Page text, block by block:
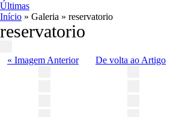
Últimas
Início » Galeria » reservatorio
reservatorio
« Imagem Anterior De volta ao Artigo